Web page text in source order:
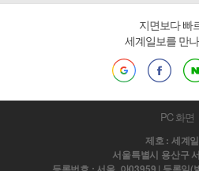
지면보다 빠
세계일보를 만
PC 화면
제호 : 세계
서울특별시 용산구